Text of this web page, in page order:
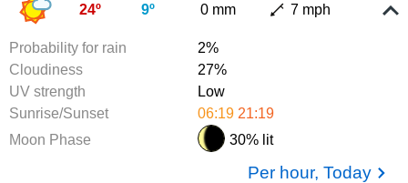
24º 9º 0 mm 7 mph
Probability for rain
2%
Cloudiness
27%
UV strength
Low
Sunrise/Sunset
06:19 21:19
Moon Phase
30% lit
Per hour, Today